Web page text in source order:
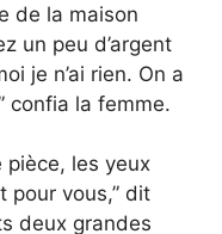
de la maison
un peu d’argent
je n’ai rien. On a
confia la femme.
pièce, les yeux
pour vous,” dit
deux grandes